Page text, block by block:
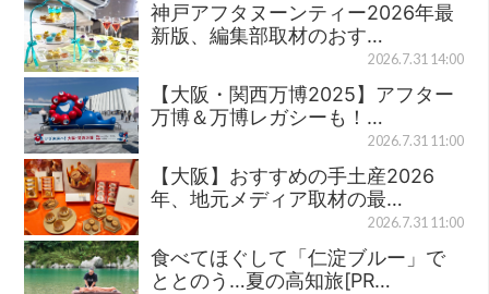
神戸アフタヌーンティー2026年最
新版、編集部取材のおす…
2026.7.31 14:00
【大阪・関西万博2025】アフター
万博＆万博レガシーも！…
2026.7.31 11:00
【大阪】おすすめの手土産2026
年、地元メディア取材の最…
2026.7.31 11:00
食べてほぐして「仁淀ブルー」で
ととのう…夏の高知旅[PR…